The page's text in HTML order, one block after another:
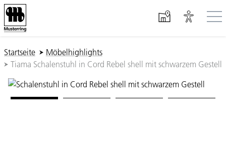
Sie sind hier:
Startseite
Möbelhighlights
Tiama Schalenstuhl in Cord Rebel shell mit schwarzem Gestell